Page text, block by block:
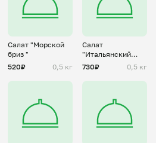
Салат "Морской
бриз "
520₽
0,5 кг
Салат
"Итальянский
мотив"
730₽ 0,5 кг